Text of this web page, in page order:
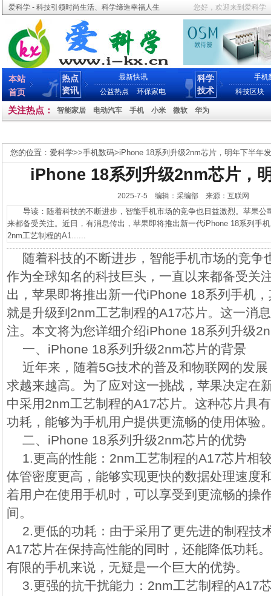
爱科学 - 科技引领时尚生活、科学缔造幸福人生 您好，欢迎来到爱科学
本站
首页
热点
资讯
最新快讯
公益热点
环保家电
科学
技术
手机
科技区块
关注热点： 智能家居 电动汽车 手机 小米 微软 华为
您的位置： 爱科学>>手机数码>iPhone 18系列升级2nm芯片，明年下半年
iPhone 18系列升级2nm芯片，
2025-7-5 编辑：采编部 来源：互联网
导读：随着科技的不断进步，智能手机市场的竞争也日益激烈。苹果公
来都备受关注。近日，有消息传出，苹果即将推出新一代iPhone 18系列手
2nm工艺制程的A1......
随着科技的不断进步，智能手机市场的竞争
作为全球知名的科技巨头，一直以来都备受关
出，苹果即将推出新一代iPhone 18系列手机
就是升级到2nm工艺制程的A17芯片。这一消
注。本文将为您详细介绍iPhone 18系列升级
一、iPhone 18系列升级2nm芯片的背景
近年来，随着5G技术的普及和物联网的发
求越来越高。为了应对这一挑战，苹果决定在
中采用2nm工艺制程的A17芯片。这种芯片具
功耗，能够为手机用户提供更流畅的使用体验
二、iPhone 18系列升级2nm芯片的优势
1.更高的性能：2nm工艺制程的A17芯片相
体管密度更高，能够实现更快的数据处理速度
着用户在使用手机时，可以享受到更流畅的操
间。
2.更低的功耗：由于采用了更先进的制程技
A17芯片在保持高性能的同时，还能降低功耗
有限的手机来说，无疑是一个巨大的优势。
3.更强的抗干扰能力：2nm工艺制程的A17